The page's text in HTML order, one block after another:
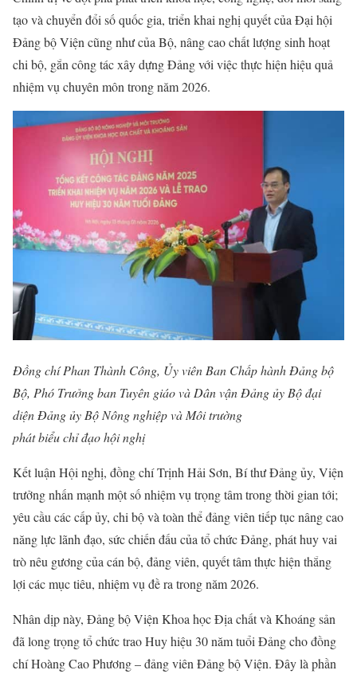
tạo và chuyển đổi số quốc gia, triển khai nghị quyết của Đại hội
Đảng bộ Viện cũng như của Bộ, nâng cao chất lượng sinh hoạt
chi bộ, gắn công tác xây dựng Đảng với việc thực hiện hiệu quả
nhiệm vụ chuyên môn trong năm 2026.
Đồng chí Phan Thành Công, Ủy viên Ban Chấp hành Đảng bộ
Bộ, Phó Trưởng ban Tuyên giáo và Dân vận Đảng ủy Bộ đại
diện Đảng ủy Bộ Nông nghiệp và Môi trường
phát biểu chỉ đạo hội nghị
Kết luận Hội nghị, đồng chí Trịnh Hải Sơn, Bí thư Đảng ủy, Viện
trưởng nhấn mạnh một số nhiệm vụ trọng tâm trong thời gian tới;
yêu cầu các cấp ủy, chi bộ và toàn thể đảng viên tiếp tục nâng cao
năng lực lãnh đạo, sức chiến đấu của tổ chức Đảng, phát huy vai
trò nêu gương của cán bộ, đảng viên, quyết tâm thực hiện thắng
lợi các mục tiêu, nhiệm vụ đề ra trong năm 2026.
Nhân dịp này, Đảng bộ Viện Khoa học Địa chất và Khoáng sản
đã long trọng tổ chức trao Huy hiệu 30 năm tuổi Đảng cho đồng
chí Hoàng Cao Phương – đảng viên Đảng bộ Viện. Đây là phần